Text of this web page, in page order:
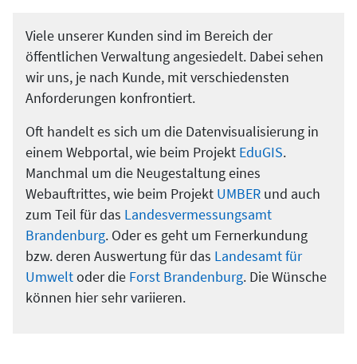
Viele unserer Kunden sind im Bereich der
öffentlichen Verwaltung angesiedelt. Dabei sehen
wir uns, je nach Kunde, mit verschiedensten
Anforderungen konfrontiert.
Oft handelt es sich um die Datenvisualisierung in
einem Webportal, wie beim Projekt EduGIS.
Manchmal um die Neugestaltung eines
Webauftrittes, wie beim Projekt UMBER und auch
zum Teil für das Landesvermessungsamt
Brandenburg. Oder es geht um Fernerkundung
bzw. deren Auswertung für das Landesamt für
Umweltoder die Forst Brandenburg. Die Wünsche
können hier sehr variieren.